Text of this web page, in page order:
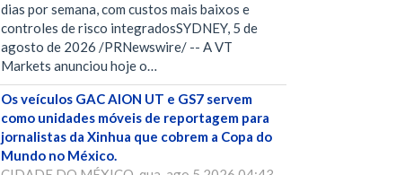
dias por semana, com custos mais baixos e
controles de risco integradosSYDNEY, 5 de
agosto de 2026 /PRNewswire/ -- A VT
Markets anunciou hoje o…
Os veículos GAC AION UT e GS7 servem
como unidades móveis de reportagem para
jornalistas da Xinhua que cobrem a Copa do
Mundo no México.